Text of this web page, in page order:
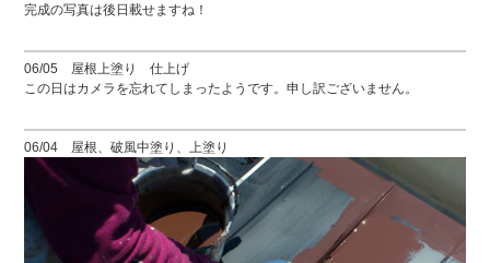
完成の写真は後日載せますね！
06/05 屋根上塗り 仕上げ
この日はカメラを忘れてしまったようです。申し訳ございません。
06/04 屋根、破風中塗り、上塗り